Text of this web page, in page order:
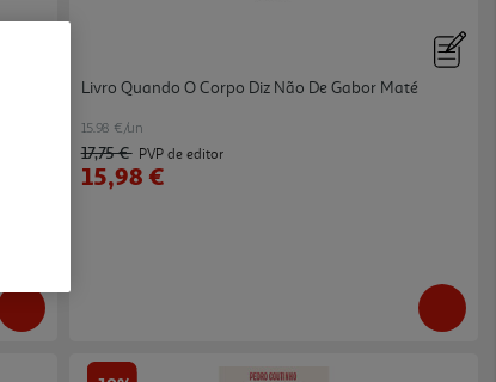
Livro Quando O Corpo Diz Não De Gabor Maté
15.98 €/un
17,75 € PVP de editor
15,98 €